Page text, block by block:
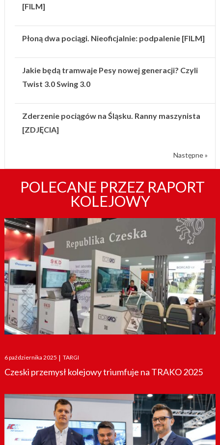
[FILM]
Płoną dwa pociągi. Nieoficjalnie: podpalenie [FILM]
Jakie będą tramwaje Pesy nowej generacji? Czyli
Twist 3.0 Swing 3.0
Zderzenie pociągów na Śląsku. Ranny maszynista
[ZDJĘCIA]
Następne »
POLECANE PRZEZ RAPORT
KOLEJOWY
Posted
on
6 października 2025 | TARGI
Czeski przemysł kolejowy triumfuje na TRAKO 2025